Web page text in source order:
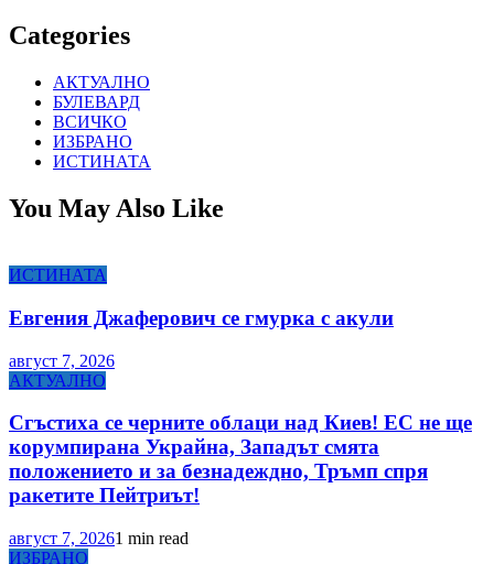
Categories
АКТУАЛНО
БУЛЕВАРД
ВСИЧКО
ИЗБРАНО
ИСТИНАТА
You May Also Like
ИСТИНАТА
Евгения Джаферович се гмурка с акули
август 7, 2026
АКТУАЛНО
Сгъстиха се черните облаци над Киев! ЕС не ще
корумпирана Украйна, Западът смята
положението и за безнадеждно, Тръмп спря
ракетите Пейтриът!
август 7, 20261 min read
ИЗБРАНО